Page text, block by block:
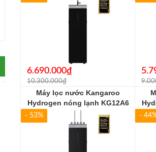
6.690.000₫
10.300.000₫
Máy lọc nước Kangaroo
Hydrogen nóng lạnh KG12A6
- 53% -